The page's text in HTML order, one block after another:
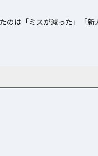
のは「ミスが減った」「新